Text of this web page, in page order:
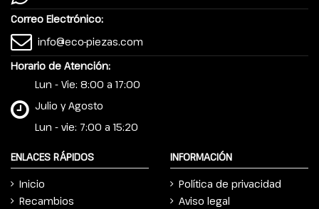
Correo Electrónico:
info@eco-piezas.com
Horario de Atención:
Lun - Vie: 8:00 a 17:00
Julio y Agosto
Lun - vie: 7:00 a 15:20
ENLACES RÁPIDOS
Inicio
Recambios
INFORMACIÓN
Política de privacidad
Aviso legal